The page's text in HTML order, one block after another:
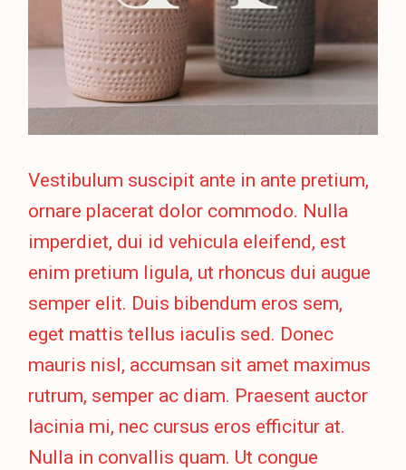
Vestibulum suscipit ante in ante pretium,
ornare placerat dolor commodo. Nulla
imperdiet, dui id vehicula eleifend, est
enim pretium ligula, ut rhoncus dui augue
semper elit. Duis bibendum eros sem,
eget mattis tellus iaculis sed. Donec
mauris nisl, accumsan sit amet maximus
rutrum, semper ac diam. Praesent auctor
lacinia mi, nec cursus eros efficitur at.
Nulla in convallis quam. Ut congue